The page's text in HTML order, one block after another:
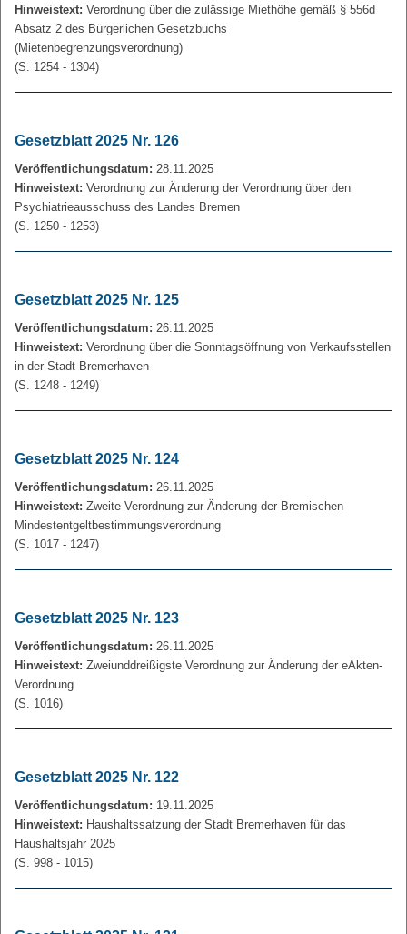
Hinweistext: Verordnung über die zulässige Miethöhe gemäß § 556d
Absatz 2 des Bürgerlichen Gesetzbuchs
(Mietenbegrenzungsverordnung)
(S. 1254 - 1304)
Gesetzblatt 2025 Nr. 126
Veröffentlichungsdatum: 28.11.2025
Hinweistext: Verordnung zur Änderung der Verordnung über den
Psychiatrieausschuss des Landes Bremen
(S. 1250 - 1253)
Gesetzblatt 2025 Nr. 125
Veröffentlichungsdatum: 26.11.2025
Hinweistext: Verordnung über die Sonntagsöffnung von Verkaufsstellen
in der Stadt Bremerhaven
(S. 1248 - 1249)
Gesetzblatt 2025 Nr. 124
Veröffentlichungsdatum: 26.11.2025
Hinweistext: Zweite Verordnung zur Änderung der Bremischen
Mindestentgeltbestimmungsverordnung
(S. 1017 - 1247)
Gesetzblatt 2025 Nr. 123
Veröffentlichungsdatum: 26.11.2025
Hinweistext: Zweiunddreißigste Verordnung zur Änderung der eAkten-
Verordnung
(S. 1016)
Gesetzblatt 2025 Nr. 122
Veröffentlichungsdatum: 19.11.2025
Hinweistext: Haushaltssatzung der Stadt Bremerhaven für das
Haushaltsjahr 2025
(S. 998 - 1015)